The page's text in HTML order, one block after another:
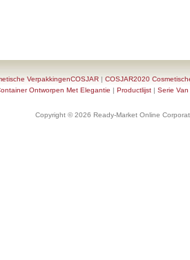
VerpakkingenCOSJAR | COSJAR2020
Ontworpen Met Elegantie | Productlijst | Serie
Copyright © 2026 Ready-Market Online